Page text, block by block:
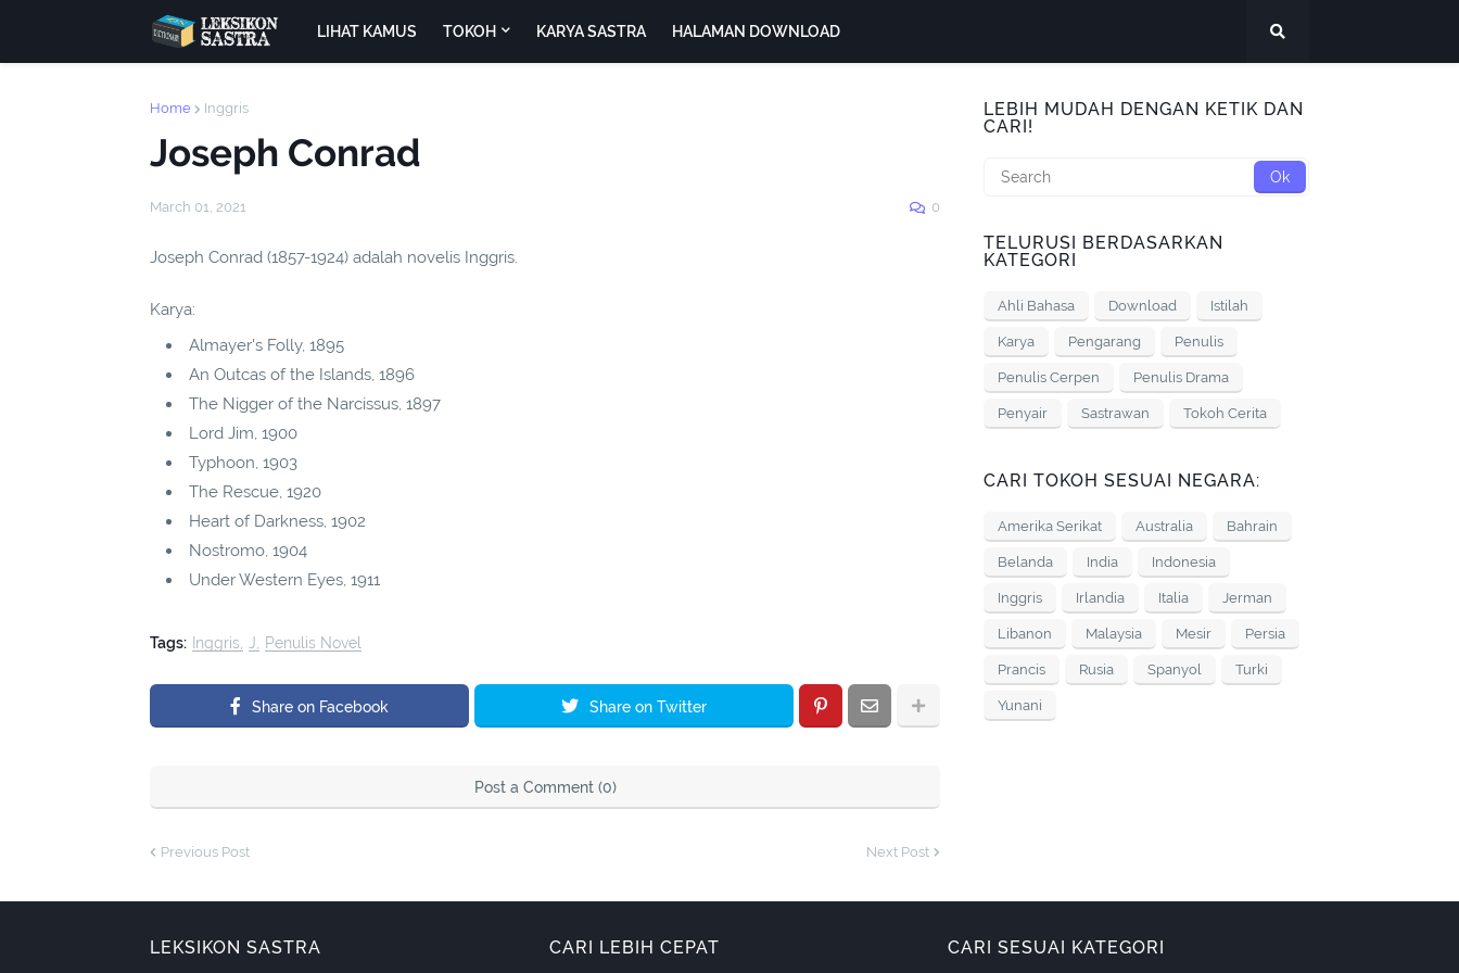
LIHAT KAMUS TOKOH KARYA SASTRA HALAMAN DOWNLOAD
Home Inggris
Joseph Conrad
March 01, 2021 0
Joseph Conrad (1857-1924) adalah novelis Inggris.
Karya:
Almayer's Folly, 1895
An Outcas of the Islands, 1896
The Nigger of the Narcissus, 1897
Lord Jim, 1900
Typhoon, 1903
The Rescue, 1920
Heart of Darkness, 1902
Nostromo, 1904
Under Western Eyes, 1911
Tags: Inggris J Penulis Novel
Share on Facebook Share on Twitter
Post a Comment (0)
Previous Post Next Post
LEBIH MUDAH DENGAN KETIK DAN
CARI!
TELURUSI BERDASARKAN
KATEGORI
Ahli Bahasa Download Istilah
Karya Pengarang Penulis
Penulis Cerpen Penulis Drama
Penyair Sastrawan Tokoh Cerita
CARI TOKOH SESUAI NEGARA:
Amerika Serikat Australia Bahrain
Belanda India Indonesia
Inggris Irlandia Italia Jerman
Libanon Malaysia Mesir Persia
Prancis Rusia Spanyol Turki
Yunani
LEKSIKON SASTRA CARI LEBIH CEPAT CARI SESUAI KATEGORI